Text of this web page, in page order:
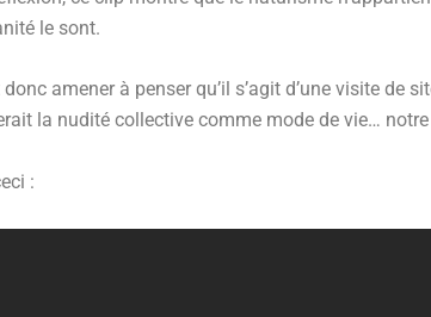
le sont.
donc amener à penser qu’il s’agit d’une visite
la nudité collective comme mode de vie…
: